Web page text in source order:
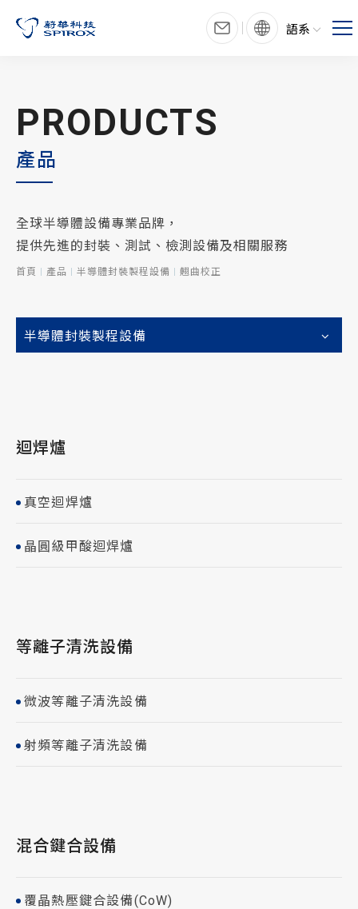
語系
PRODUCTS
產品
全球半導體設備專業品牌，
提供先進的封裝、測試、檢測設備及相關服務
首頁 產品 半導體封裝製程設備 翹曲校正
半導體封裝製程設備
迴焊爐
真空迴焊爐
晶圓級甲酸迴焊爐
等離子清洗設備
微波等離子清洗設備
射頻等離子清洗設備
混合鍵合設備
覆晶熱壓鍵合設備(CoW)